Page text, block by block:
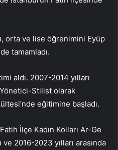
orta ve lise öğrenimini Eyüp
tamamladı.
aldı. 2007-2014 yılları
Stilist olarak
eğitimine başladı.
İlçe Kadın Kolları Ar-Ge
2016-2023 yılları arasında